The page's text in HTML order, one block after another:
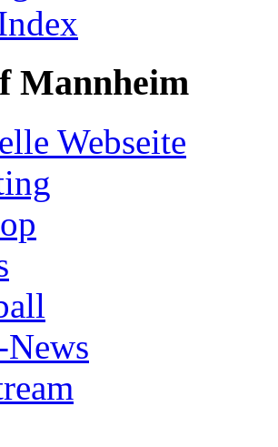
Mannheim
Webseite